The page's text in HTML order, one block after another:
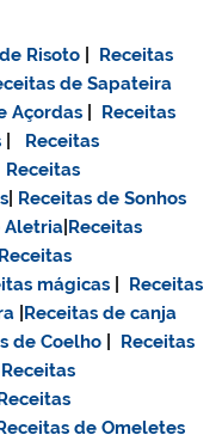
Risoto
Receitas
de Sapateira
Açordas
Receitas
Receitas
Receitas
Receitas de Sonhos
Aletria Receitas
Receitas
mágicas
Receitas
Receitas de canja
de Coelho
Receitas
Receitas
Receitas
Receitas de Omeletes